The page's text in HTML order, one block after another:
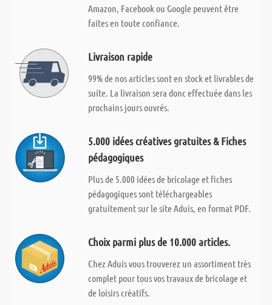
Amazon, Facebook ou Google peuvent être
faites en toute confiance.
Livraison rapide
99% de nos articles sont en stock et livrables de
suite. La livraison sera donc effectuée dans les
prochains jours ouvrés.
5.000 idées créatives gratuites & Fiches
pédagogiques
Plus de 5.000 idées de bricolage et fiches
pédagogiques sont téléchargeables
gratuitement sur le site Aduis, en format PDF.
Choix parmi plus de 10.000 articles.
Chez Aduis vous trouverez un assortiment très
complet pour tous vos travaux de bricolage et
de loisirs créatifs.